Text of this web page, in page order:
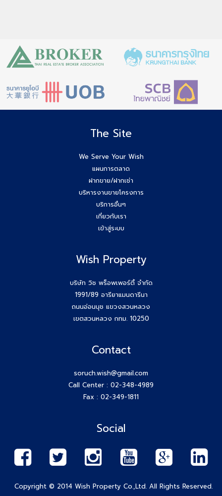
The Site
We Serve Your Wish
แผนการตลาด
ฝากขาย/ฝากเช่า
บริหารงานขายโครงการ
บริการอื่นๆ
เกี่ยวกับเรา
เข้าสู่ระบบ
Wish Property
บริษัท วิช พร็อพเพอร์ตี้ จำกัด
1991/89 อารียาแมนดารีนา
ถนนอ่อนนุช แขวงสวนหลวง
เขตสวนหลวง กทม. 10250
Contact
soruch.wish@gmail.com
Call Center : 02-348-4989
Fax : 02-349-1811
Social
Copyright © 2014 Wish Property Co.,Ltd. All Rights Reserved.